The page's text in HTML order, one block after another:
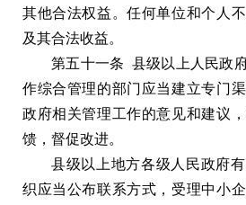
其他合法权益。任何单位和个人
及其合法收益。
第五十一条 县级以上人民政
作综合管理的部门应当建立专门
政府相关管理工作的意见和建议
馈，督促改进。
县级以上地方各级人民政府
织应当公布联系方式，受理中小